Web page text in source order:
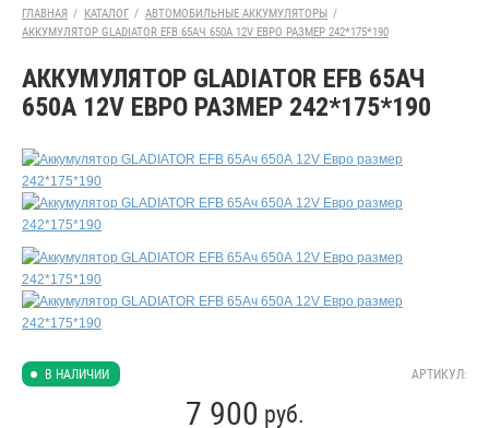
ЮРИДИЧЕСКИМ ЛИЦАМ
КОНТАКТЫ
АКЦИИ
ГЛАВНАЯ / КАТАЛОГ / АВТОМОБИЛЬНЫЕ АККУМУЛЯТОРЫ /
АККУМУЛЯТОР GLADIATOR EFB 65АЧ 650А 12V ЕВРО РАЗМЕР 242*175*190
АККУМУЛЯТОР GLADIATOR EFB 65АЧ
650А 12V ЕВРО РАЗМЕР 242*175*190
В НАЛИЧИИ АРТИКУЛ:
7 900 руб.